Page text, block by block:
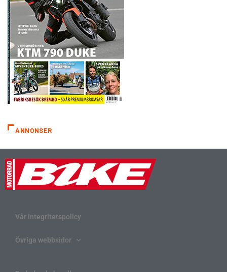
ANNONSER
Vår integritetspolicy
Övriga webbsidor